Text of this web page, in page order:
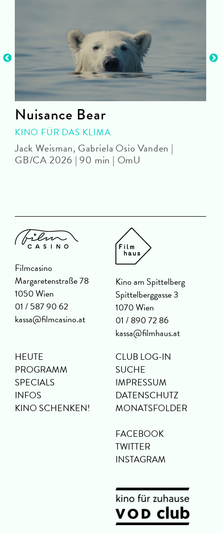
Nuisance Bear
KINO FÜR DAS KLIMA
Jack Weisman, Gabriela Osio Vanden |
GB/CA 2026 | 90 min | OmU
Filmcasino
Margaretenstraße 78
1050 Wien
01 / 587 90 62
kassa@filmcasino.at
Kino am Spittelberg
Spittelberggasse 3
1070 Wien
01 / 890 72 86
kassa@filmhaus.at
HEUTE
PROGRAMM
SPECIALS
INFOS
KINO SCHENKEN!
CLUB LOG-IN
SUCHE
IMPRESSUM
DATENSCHUTZ
MONATSFOLDER
FACEBOOK
TWITTER
INSTAGRAM